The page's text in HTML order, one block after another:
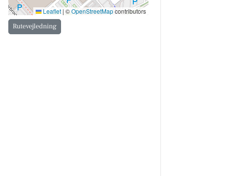
Leaflet | ©OpenStreetMapcontributors
Rutevejledning